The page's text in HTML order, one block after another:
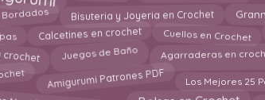
Bordados Bisuteria y Joyeria en Crochet
Calcetines en crochet Cuellos en Crochet
crochet Juegos de Baño Agarraderas en
Amigurumi Patrones PDF Los Mejores 25